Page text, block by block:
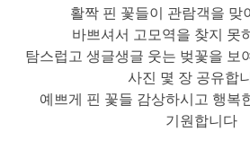
활짝 핀 꽃들이 관람객을 맞
바쁘셔서 고모역을 찾지 못
탐스럽고 생글생글 웃는 벚꽃을 보
사진 몇 장 공유합
예쁘게 핀 꽃들 감상하시고 행복
기원합니다